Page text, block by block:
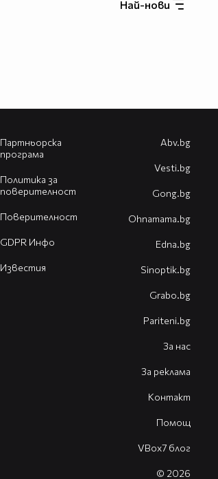
Най-нови
Партньорска
програма
Политика за
поверителност
Поверителност
GDPR Инфо
Известия
Abv.bg
Vesti.bg
Gong.bg
Оhnamama.bg
Edna.bg
Sinoptik.bg
Grabo.bg
Pariteni.bg
За нас
За реклама
Контакт
Помощ
VBox7 блог
© 2026